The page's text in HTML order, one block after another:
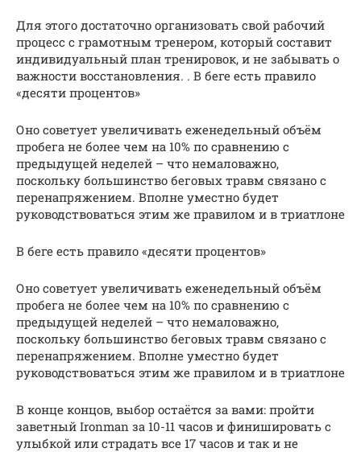
Для этого достаточно организовать свой рабочий
процесс с грамотным тренером, который составит
индивидуальный план тренировок, и не забывать о
важности восстановления. . В беге есть правило
«десяти процентов»
Оно советует увеличивать еженедельный объём
пробега не более чем на 10% по сравнению с
предыдущей неделей – что немаловажно,
поскольку большинство беговых травм связано с
перенапряжением. Вполне уместно будет
руководствоваться этим же правилом и в триатлоне
В беге есть правило «десяти процентов»
Оно советует увеличивать еженедельный объём
пробега не более чем на 10% по сравнению с
предыдущей неделей – что немаловажно,
поскольку большинство беговых травм связано с
перенапряжением. Вполне уместно будет
руководствоваться этим же правилом и в триатлоне
В конце концов, выбор остаётся за вами: пройти
заветный Ironman за 10-11 часов и финишировать с
улыбкой или страдать все 17 часов и так и не